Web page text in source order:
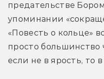
предательстве
упоминании
«Повесть о кольце»
просто большинство
если не в ярость, то